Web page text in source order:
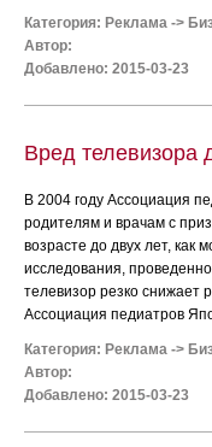
Категория: Реклама ->
Автор:
Добавлено: 2015-03-23
Вред телевизора
В 2004 году Ассоциация
родителям и врачам с
возрасте до двух лет, как
исследования,
телевизор резко снижает
Ассоциация педиатров
Категория: Реклама ->
Автор:
Добавлено: 2015-03-23